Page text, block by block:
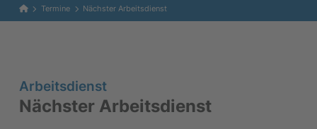
HomeTermine Nächster Arbeitsdienst
Arbeitsdienst
Nächster Arbeitsdienst